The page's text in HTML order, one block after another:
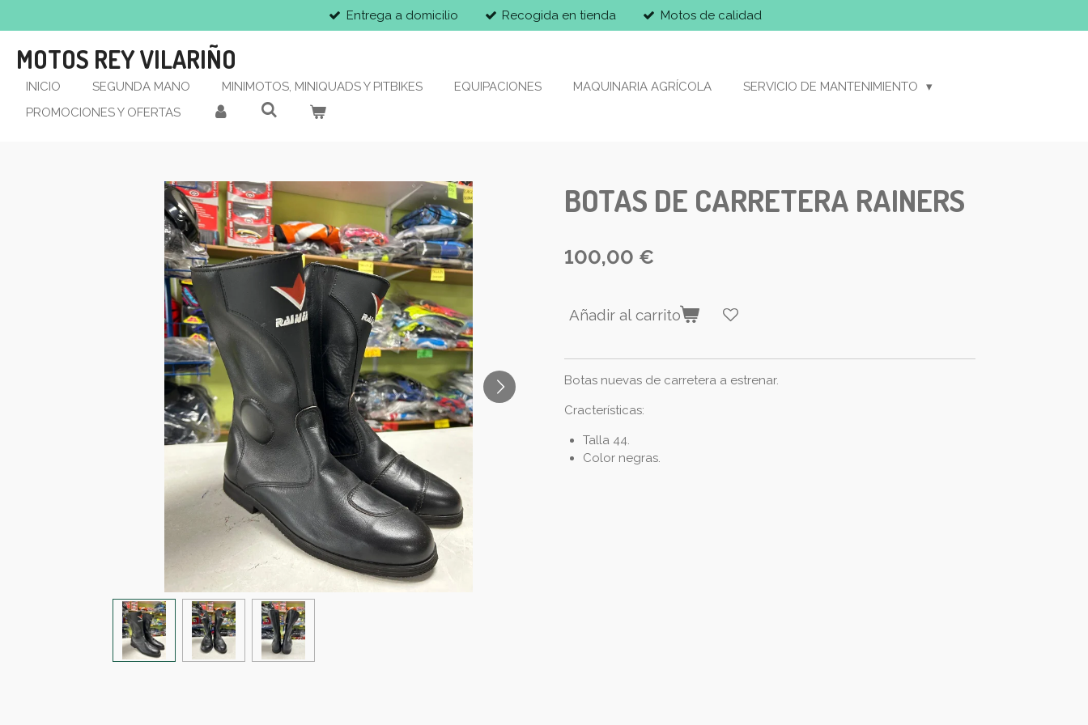
al
contenido
principal
Entrega a domicilio Recogida en tienda Motos de calidad
MOTOS REY VILARIÑO
INICIO SEGUNDA MANO MINIMOTOS, MINIQUADS Y PITBIKES EQUIPACIONES MAQUINARIA AGRÍCOLA
SERVICIO DE MANTENIMIENTO
PROMOCIONES Y OFERTAS
BOTAS DE CARRETERA RAINERS
100,00 €
Añadir al carrito
Botas nuevas de carretera a estrenar.
Cracterísticas:
Talla 44.
Color negras.